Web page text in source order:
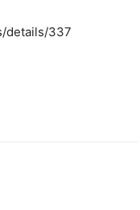
details/337